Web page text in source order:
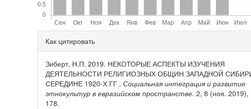
Детали
статьи
Как цитировать
Зиберт, Н.П. 2019. НЕКОТОРЫЕ АСПЕКТЫ ИЗУЧЕНИЯ
ДЕЯТЕЛЬНОСТИ РЕЛИГИОЗНЫХ ОБЩИН ЗАПАДНОЙ
СЕРЕДИНЕ 1920-Х ГГ .Социальная интеграция и развитие
этнокультур в евразийском пространстве. 2, 8 (ноя. 2019),
178.